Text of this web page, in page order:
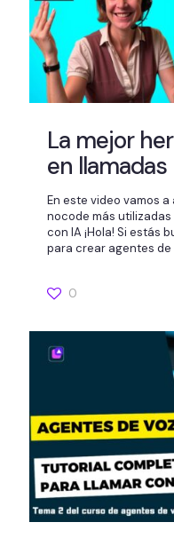
La mejor
en llamadas
En este video vamos
nocode más
con IA ¡Hola! Si estás
para crear agentes de
0